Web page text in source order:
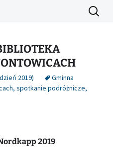
Szukaj:
2019)
Gminna
, spotkanie podróżnicze,
2019